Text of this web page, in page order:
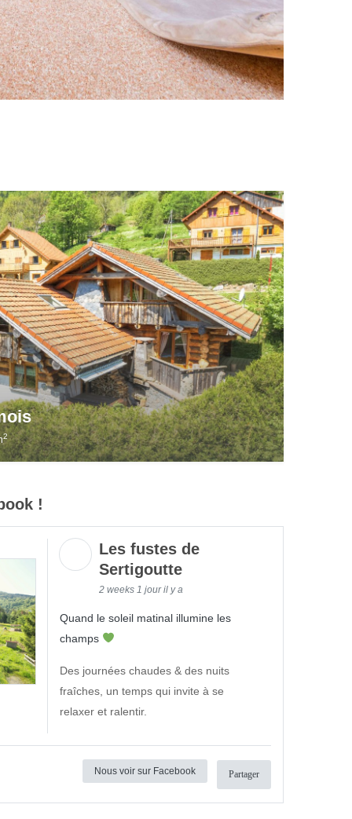
2
!
Les fustes de
Sertigoutte
2 weeks 1 jour il y a
Quand le soleil matinal illumine les
champs
Des journées chaudes & des nuits
fraîches, un temps qui invite à se
relaxer et ralentir.
Nous voir sur Facebook Partager